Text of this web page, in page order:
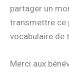
partager un
transmettre ce
vocabulaire de
Merci aux